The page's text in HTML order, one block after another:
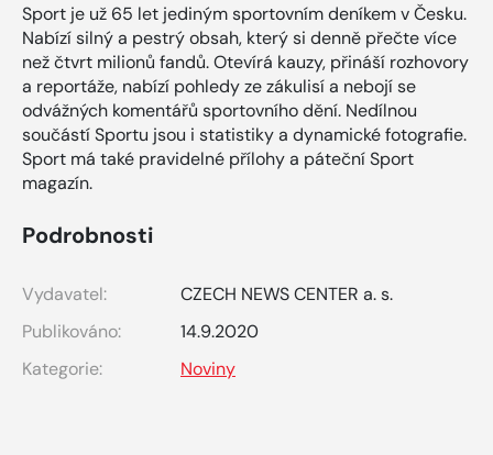
Sport je už 65 let jediným sportovním deníkem v Česku.
Nabízí silný a pestrý obsah, který si denně přečte více
než čtvrt milionů fandů. Otevírá kauzy, přináší rozhovory
a reportáže, nabízí pohledy ze zákulisí a nebojí se
odvážných komentářů sportovního dění. Nedílnou
součástí Sportu jsou i statistiky a dynamické fotografie.
Sport má také pravidelné přílohy a páteční Sport
magazín.
Podrobnosti
Vydavatel:
CZECH NEWS CENTER a. s.
Publikováno:
14.9.2020
Kategorie:
Noviny